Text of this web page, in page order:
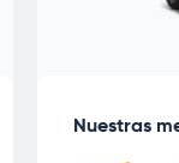
Nuestras